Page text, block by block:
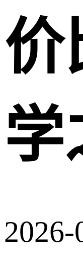
价
学
2026-